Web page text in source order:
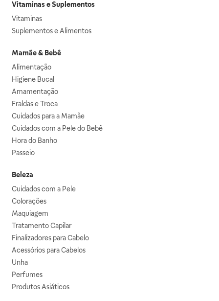
Vitaminas e Suplementos
Vitaminas
Suplementos e Alimentos
Mamãe & Bebê
Alimentação
Higiene Bucal
Amamentação
Fraldas e Troca
Cuidados para a Mamãe
Cuidados com a Pele do Bebê
Hora do Banho
Passeio
Beleza
Cuidados com a Pele
Colorações
Maquiagem
Tratamento Capilar
Finalizadores para Cabelo
Acessórios para Cabelos
Unha
Perfumes
Produtos Asiáticos